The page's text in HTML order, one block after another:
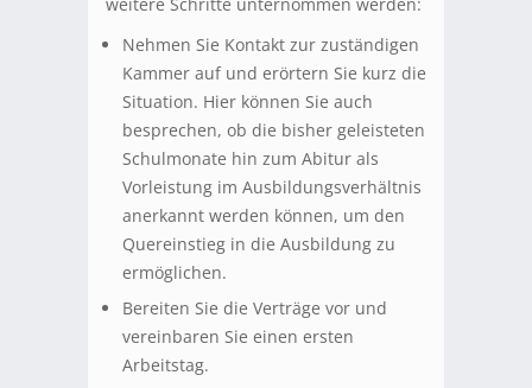
Nehmen Sie Kontakt zur zuständigen
Kammer auf und erörtern Sie kurz die
Situation. Hier können Sie auch
besprechen, ob die bisher geleisteten
Schulmonate hin zum Abitur als
Vorleistung im Ausbildungsverhältnis
anerkannt werden können, um den
Quereinstieg in die Ausbildung zu
ermöglichen.
Bereiten Sie die Verträge vor und
vereinbaren Sie einen ersten
Arbeitstag.